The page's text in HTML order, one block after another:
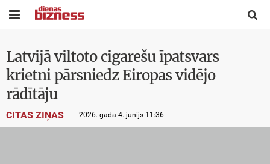
 
Latvijā viltoto cigarešu īpatsvars
krietni pārsniedz Eiropas vidējo
rādītāju
CITAS ZIŅAS 2026. gada 4. jūnijs 11:36